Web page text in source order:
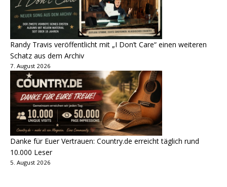
Randy Travis veröffentlicht mit „I Don’t Care“ einen weiteren
Schatz aus dem Archiv
7. August 2026
Danke für Euer Vertrauen: Country.de erreicht täglich rund
10.000 Leser
5. August 2026